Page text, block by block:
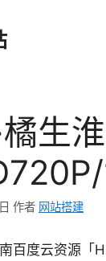
橘生
作者 网站搭建
百度云资源「